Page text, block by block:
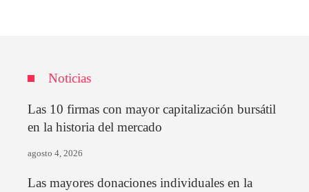
Noticias
Las 10 firmas con mayor capitalización bursátil
en la historia del mercado
agosto 4, 2026
Las mayores donaciones individuales en la